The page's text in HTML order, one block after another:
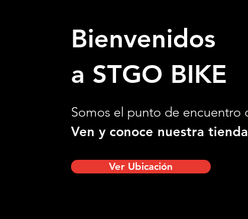
Bienvenidos
a STGO BIKE
Somos el punto de encuentro
Ven y conoce nuestra
Ver Ubicación